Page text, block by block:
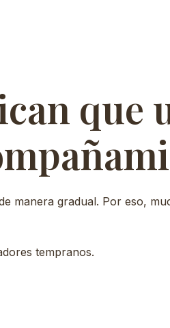
manera gradual. Por eso,
tempranos.